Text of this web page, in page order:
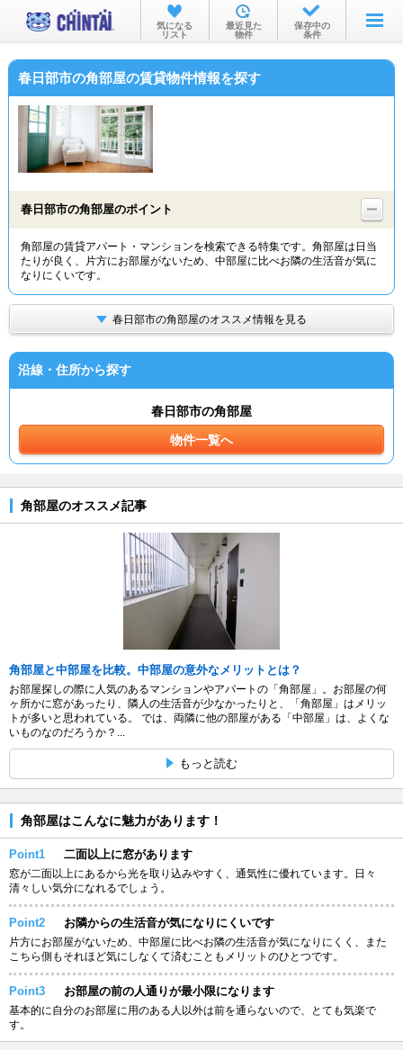
お部屋を探す
沿線・駅から
物件特集から
TOP
気になる
リスト
最近見た
物件
保存中の
条件
春日部市の角部屋の賃貸物件情報を探す
春日部市の角部屋のポイント
角部屋の賃貸アパート・マンションを検索できる特集です。角部屋は日当
たりが良く、片方にお部屋がないため、中部屋に比べお隣の生活音が気に
なりにくいです。
春日部市の角部屋のオススメ情報を見る
沿線・住所から探す
春日部市の角部屋
物件一覧へ
角部屋のオススメ記事
角部屋と中部屋を比較。中部屋の意外なメリットとは？
お部屋探しの際に人気のあるマンションやアパートの「角部屋」。お部屋の何
ヶ所かに窓があったり、隣人の生活音が少なかったりと、「角部屋」はメリッ
トが多いと思われている。 では、両隣に他の部屋がある「中部屋」は、よくな
いものなのだろうか？...
もっと読む
角部屋はこんなに魅力があります！
Point1 二面以上に窓があります
窓が二面以上にあるから光を取り込みやすく、通気性に優れています。日々
清々しい気分になれるでしょう。
Point2 お隣からの生活音が気になりにくいです
片方にお部屋がないため、中部屋に比べお隣の生活音が気になりにくく、また
こちら側もそれほど気にしなくて済むこともメリットのひとつです。
Point3 お部屋の前の人通りが最小限になります
基本的に自分のお部屋に用のある人以外は前を通らないので、とても気楽で
す。